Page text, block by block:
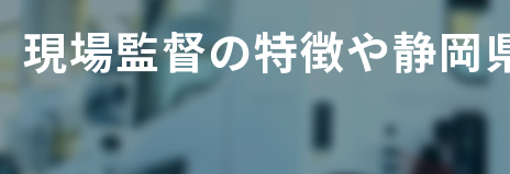
現場監督の特徴や静岡